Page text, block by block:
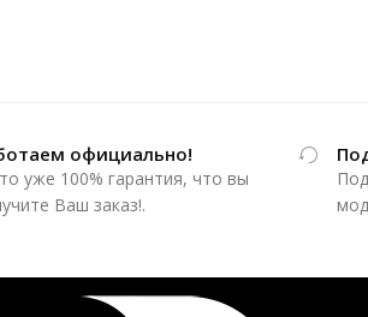
официально!
уже 100% гарантия, что вы
Ваш заказ!.